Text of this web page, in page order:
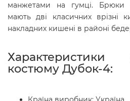
манжетами на гумці. Брюки
мають дві класичних врізні
накладних кишені в районі
Характеристики
костюму Дубок-4: